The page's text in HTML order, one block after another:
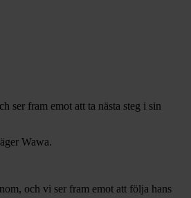
ser fram emot att ta nästa steg i sin
Wawa.
och vi ser fram emot att följa hans